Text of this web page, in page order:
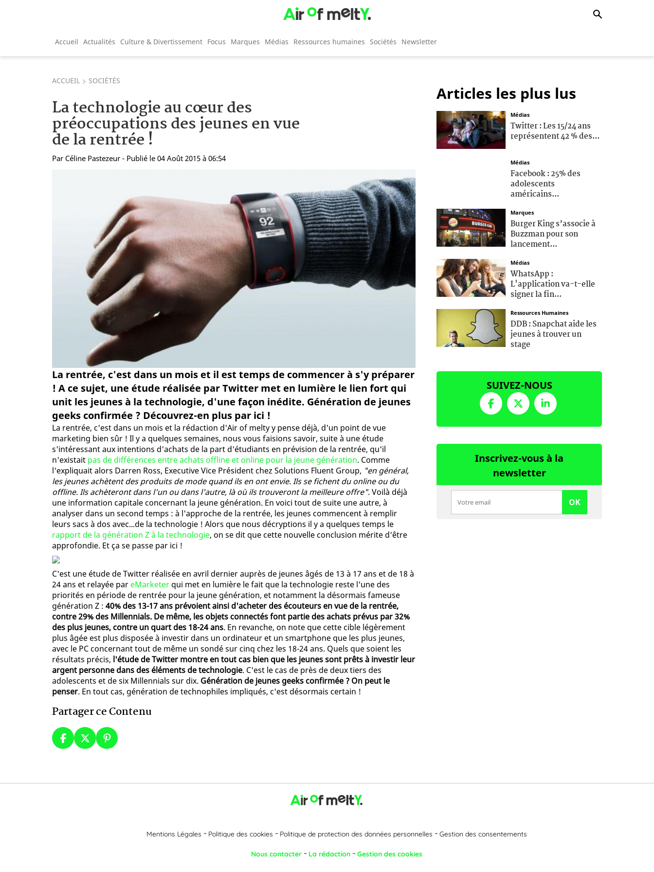
Accueil Actualités Culture & Divertissement Focus Marques Médias Ressources humaines Sociétés Newsletter
ACCUEIL SOCIÉTÉS
La technologie au cœur des
préoccupations des jeunes en vue
de la rentrée !
Par Céline Pastezeur - Publié le 04 Août 2015 à 06:54
La rentrée, c'est dans un mois et il est temps de commencer à s'y préparer
! A ce sujet, une étude réalisée par Twitter met en lumière le lien fort qui
unit les jeunes à la technologie, d'une façon inédite. Génération de jeunes
geeks confirmée ? Découvrez-en plus par ici !
La rentrée, c'est dans un mois et la rédaction d'Air of melty y pense déjà, d'un point de vue
marketing bien sûr ! Il y a quelques semaines, nous vous faisions savoir, suite à une étude
s'intéressant aux intentions d'achats de la part d'étudiants en prévision de la rentrée, qu'il
n'existait pas de différences entre achats offline et online pour la jeune génération. Comme
l'expliquait alors Darren Ross, Executive Vice Président chez Solutions Fluent Group, "en général,
les jeunes achètent des produits de mode quand ils en ont envie. Ils se fichent du online ou du
offline. Ils achèteront dans l'un ou dans l'autre, là où ils trouveront la meilleure offre". Voilà déjà
une information capitale concernant la jeune génération. En voici tout de suite une autre, à
analyser dans un second temps : à l'approche de la rentrée, les jeunes commencent à remplir
leurs sacs à dos avec...de la technologie ! Alors que nous décryptions il y a quelques temps le
rapport de la génération Z à la technologie, on se dit que cette nouvelle conclusion mérite d'être
approfondie. Et ça se passe par ici !
C'est une étude de Twitter réalisée en avril dernier auprès de jeunes âgés de 13 à 17 ans et de 18 à
24 ans et relayée par eMarketer qui met en lumière le fait que la technologie reste l'une des
priorités en période de rentrée pour la jeune génération, et notamment la désormais fameuse
génération Z : 40% des 13-17 ans prévoient ainsi d'acheter des écouteurs en vue de la rentrée,
contre 29% des Millennials. De même, les objets connectés font partie des achats prévus par 32%
des plus jeunes, contre un quart des 18-24 ans. En revanche, on note que cette cible légèrement
plus âgée est plus disposée à investir dans un ordinateur et un smartphone que les plus jeunes,
avec le PC concernant tout de même un sondé sur cinq chez les 18-24 ans. Quels que soient les
résultats précis, l'étude de Twitter montre en tout cas bien que les jeunes sont prêts à investir leur
argent personne dans des éléments de technologie. C'est le cas de près de deux tiers des
adolescents et de six Millennials sur dix. Génération de jeunes geeks confirmée ? On peut le
penser. En tout cas, génération de technophiles impliqués, c'est désormais certain !
Partager ce Contenu
Articles les plus lus
Médias
Twitter : Les 15/24 ans
représentent 42 % des...
Médias
Facebook : 25% des
adolescents
américains...
Marques
Burger King s’associe à
Buzzman pour son
lancement...
Médias
WhatsApp :
L'application va-t-elle
signer la fin...
Ressources Humaines
DDB : Snapchat aide les
jeunes à trouver un
stage
SUIVEZ-NOUS
Inscrivez-vous à la
newsletter
OK
Mentions Légales Politique des cookies Politique de protection des données personnelles Gestion des consentements
Nous contacter La rédaction Gestion des cookies